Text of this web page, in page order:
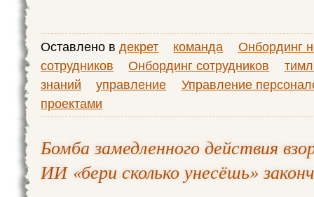
Оставлено в декрет команда
Онбординг
сотрудников
Онбординг сотрудников
знаний
управление
Управление
проектами
Бомба замедленного действия
ИИ «бери сколько унесёшь»